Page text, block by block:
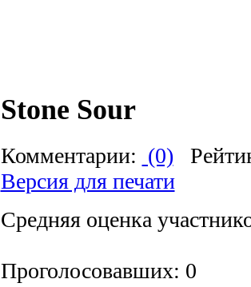
Stone Sour
Комментарии: (0)
Версия для печати
Средняя оценка
Проголосовавших: 0